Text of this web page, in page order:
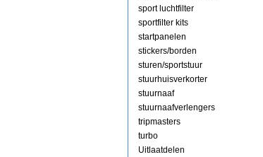
sport luchtfilter
sportfilter kits
startpanelen
stickers/borden
sturen/sportstuur
stuurhuisverkorter
stuurnaaf
stuurnaafverlengers
tripmasters
turbo
Uitlaatdelen